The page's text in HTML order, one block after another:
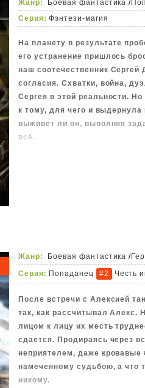
Жанр: Боевая фантастика /
Серия: Фэнтези-магия
На планету в результате
его устранение пришлось
наш соотечественник Сергей
согласия. Схватки, война,
Сергея в этой реальности.
к тому, для чего и
выживет ли он, выполняя
всё.
Жанр: Боевая фантастика /
Серия: Попаданец #2 Честь
После встречи с Алексией
так, как рассчитывал Алекс.
лицом к лицу их месть
сдается. Продираясь через
неприятелем, даже кровавые
намеченному судьбою, а что
никому.